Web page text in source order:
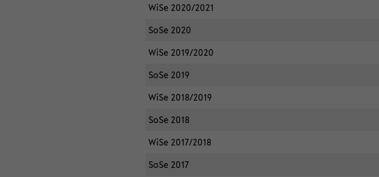
WiSe 2020/2021
SoSe 2020
WiSe 2019/2020
SoSe 2019
WiSe 2018/2019
SoSe 2018
WiSe 2017/2018
SoSe 2017